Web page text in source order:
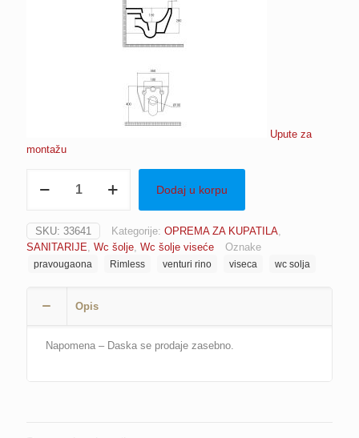
Upute za
montažu
WC
rimless
pravougaona
bijela
VENTURI
Dodaj u korpu
SKU: 33641 Kategorije: OPREMA ZA KUPATILA,
SANITARIJE, Wc šolje, Wc šolje viseće Oznake
pravougaona Rimless venturi rino viseca wc solja
Opis
Napomena – Daska se prodaje zasebno.